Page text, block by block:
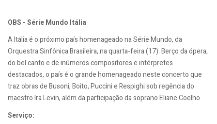
OBS - Série Mundo Itália
A Itália é o próximo país homenageado na Série Mundo, da
Orquestra Sinfônica Brasileira, na quarta-feira (17). Berço da ópera,
do bel canto e de inúmeros compositores e intérpretes
destacados, o país é o grande homenageado neste concerto que
traz obras de Busoni, Boito, Puccini e Respighi sob regência do
maestro Ira Levin, além da participação da soprano Eliane Coelho.
Serviço: